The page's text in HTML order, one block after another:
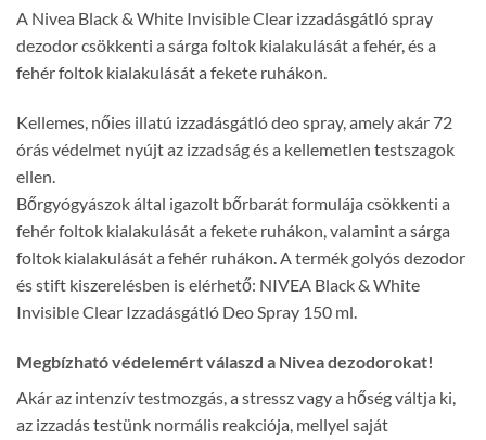
A Nivea Black & White Invisible Clear izzadásgátló spray
dezodor csökkenti a sárga foltok kialakulását a fehér, és a
fehér foltok kialakulását a fekete ruhákon.
Kellemes, nőies illatú izzadásgátló deo spray, amely akár 72
órás védelmet nyújt az izzadság és a kellemetlen testszagok
ellen.
Bőrgyógyászok által igazolt bőrbarát formulája csökkenti a
fehér foltok kialakulását a fekete ruhákon, valamint a sárga
foltok kialakulását a fehér ruhákon. A termék golyós dezodor
és stift kiszerelésben is elérhető: NIVEA Black & White
Invisible Clear Izzadásgátló Deo Spray 150 ml.
Megbízható védelemért válaszd a Nivea dezodorokat!
Akár az intenzív testmozgás, a stressz vagy a hőség váltja ki,
az izzadás testünk normális reakciója, mellyel saját